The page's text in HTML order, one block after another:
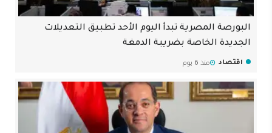
البورصة المصرية تبدأ اليوم الأحد تطبيق التعديلات
الجديدة الخاصة بضريبة الدمغة
اقتصاد منذ 6 يوم